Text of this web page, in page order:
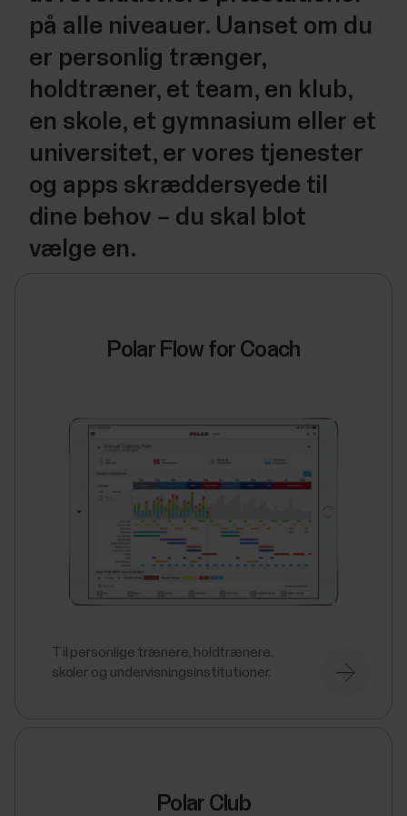
på alle niveauer. Uanset om du
er personlig trænger,
holdtræner, et team, en klub,
en skole, et gymnasium eller et
universitet, er vores tjenester
og apps skræddersyede til
dine behov – du skal blot
vælge en.
Polar Flow for Coach
Til personlige trænere, holdtrænere,
skoler og undervisningsinstitutioner.
Polar Club